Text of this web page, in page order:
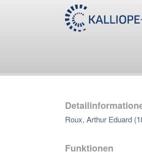
Roux, Arthur Eduard
Funktionen